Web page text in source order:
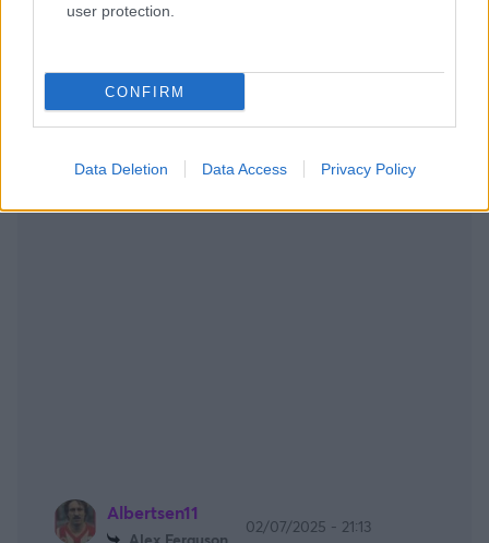
user protection.
CONFIRM
Data Deletion Data Access Privacy Policy
Alex Ferguson
Σαν κακόγουστη φάρσα ακούγεται ότι δεν θα
Albertsen11
Alex Ferguson
02/07/2025 - 21:13